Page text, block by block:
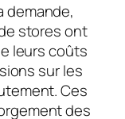
demande,
stores ont
leurs coûts
sur les
Ces
des